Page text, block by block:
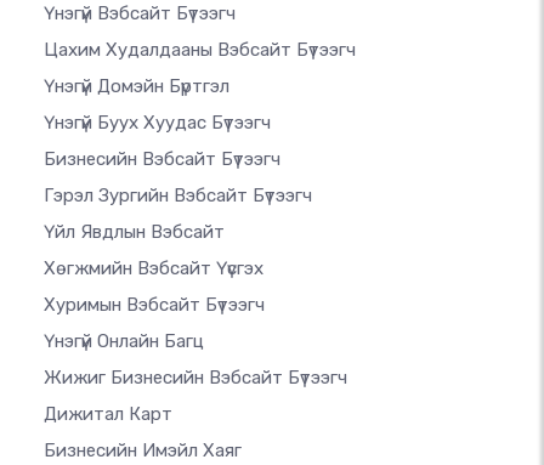
Үнэгүй Вэбсайт Бүтээгч
Цахим Худалдааны Вэбсайт Бүтээгч
Үнэгүй Домэйн Бүртгэл
Үнэгүй Буух Хуудас Бүтээгч
Бизнесийн Вэбсайт Бүтээгч
Гэрэл Зургийн Вэбсайт Бүтээгч
Үйл Явдлын Вэбсайт
Хөгжмийн Вэбсайт Үүсгэх
Хуримын Вэбсайт Бүтээгч
Үнэгүй Онлайн Багц
Жижиг Бизнесийн Вэбсайт Бүтээгч
Дижитал Карт
Бизнесийн Имэйл Хаяг